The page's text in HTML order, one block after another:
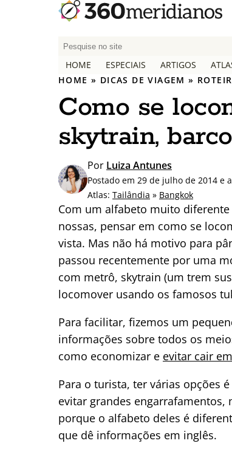
P
q
u
i
s
a
p
o
r
:
HOME ESPECIAIS ARTIGOS
HOME » DICAS DE VIAGEM »
Como se
skytrain,
Por Luiza Antunes
Postado em 29 de julho de 2014 e
Atlas: Tailândia » Bangkok
Com um alfabeto muito
nossas, pensar em como se
vista. Mas não há motivo para
passou recentemente por uma
com metrô, skytrain (um trem
locomover usando os famosos
Para facilitar, fizemos um
informações sobre todos os
como economizar e evitar cair
Para o turista, ter várias opções
evitar grandes
porque o alfabeto deles é
que dê informações em inglês.